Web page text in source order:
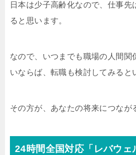
日本は少子高齢化なので、仕事先
ると思います。
なので、いつまでも職場の人間関
いならば、転職も検討してみると
その方が、あなたの将来につなが
24時間全国対応「レバウェ